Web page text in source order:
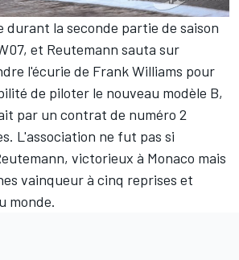
la seconde partie de saison
et Reutemann sauta sur
l'écurie de Frank Williams pour
de piloter le nouveau modèle B,
par un contrat de numéro 2
. L'association ne fut pas si
victorieux à Monaco mais
vainqueur à cinq reprises et
monde.